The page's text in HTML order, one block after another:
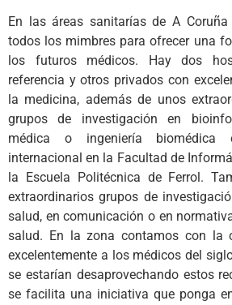
En las áreas sanitarías de A
todos los mimbres para ofrecer una
los futuros médicos. Hay dos
referencia y otros privados con
la medicina, además de unos
grupos de investigación en
médica o ingeniería biomédica
internacional en la Facultad de
la Escuela Politécnica de Ferrol.
extraordinarios grupos de
salud, en comunicación o en
salud. En la zona contamos con la
excelentemente a los médicos del
se estarían desaprovechando estos
se facilita una iniciativa que ponga